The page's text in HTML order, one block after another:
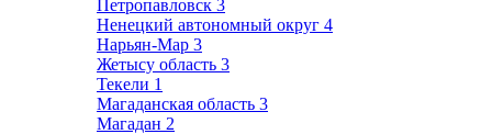
Петропавловск 3
Ненецкий автономный округ 4
Нарьян-Мар 3
Жетысу область 3
Текели 1
Магаданская область 3
Магадан 2